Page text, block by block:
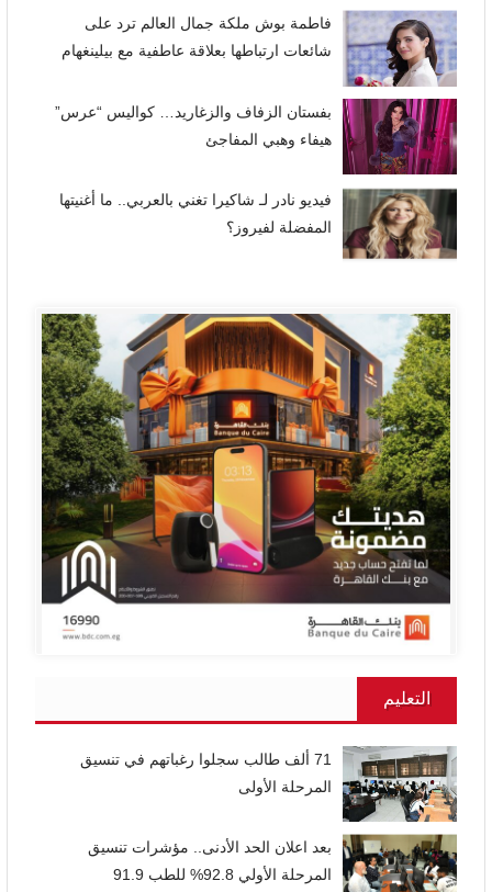
فاطمة بوش ملكة جمال العالم ترد على
شائعات ارتباطها بعلاقة عاطفية مع بيلينغهام
بفستان الزفاف والزغاريد… كواليس “عرس”
هيفاء وهبي المفاجئ
فيديو نادر لـ شاكيرا تغني بالعربي.. ما أغنيتها
المفضلة لفيروز؟
التعليم
71 ألف طالب سجلوا رغباتهم في تنسيق
المرحلة الأولى
بعد اعلان الحد الأدنى.. مؤشرات تنسيق
المرحلة الأولي 92.8% للطب 91.9